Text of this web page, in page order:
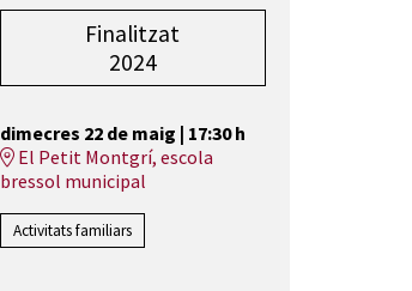
Finalitzat
2024
dimecres 22 de maig | 17:30 h
El Petit Montgrí, escola
bressol municipal
Activitats familiars